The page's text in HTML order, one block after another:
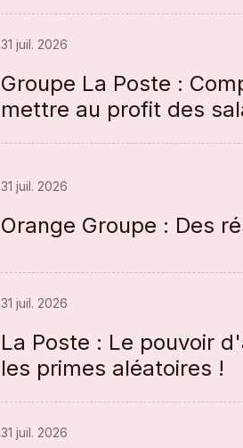
31 juil. 2026
Groupe La Poste :
mettre au profit des
31 juil. 2026
Orange Groupe : Des
31 juil. 2026
La Poste : Le pouvoir
les primes aléatoires !
31 juil. 2026